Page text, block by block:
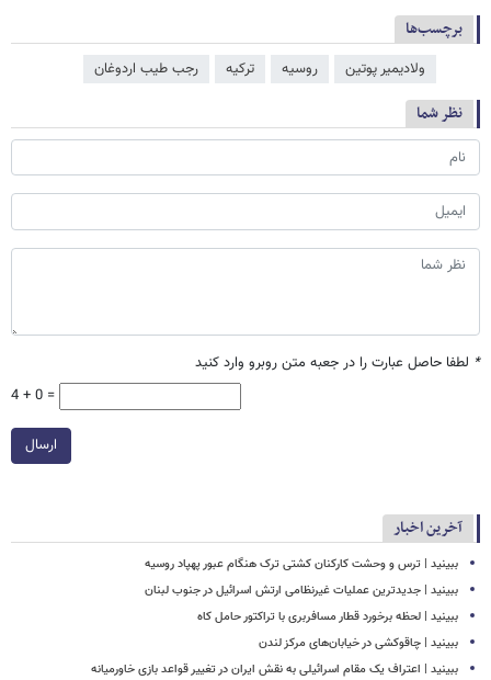
برچسب‌ها
ولادیمیر پوتین روسیه ترکیه رجب طیب اردوغان
نظر شما
* لطفا حاصل عبارت را در جعبه متن روبرو وارد کنید
4 + 0 =
ارسال
آخرین اخبار
ببینید | ترس و وحشت کارکنان کشتی ترک هنگام عبور پهپاد روسیه
ببینید | جدیدترین عملیات غیرنظامی ارتش اسرائیل در جنوب لبنان
ببینید | لحظه برخورد قطار مسافربری با تراکتور حامل کاه
ببینید | چاقوکشی در خیابان‌های مرکز لندن
ببینید | اعتراف یک مقام اسرائیلی به نقش ایران در تغییر قواعد بازی خاورمیانه